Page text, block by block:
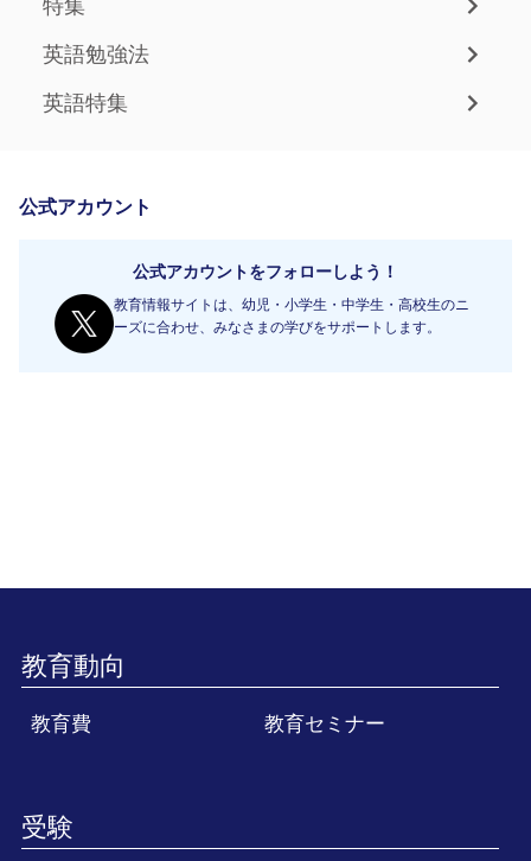
特集
英語勉強法
英語特集
公式アカウント
公式アカウントをフォローしよう！
教育情報サイトは、幼児・小学生・中学生・高校生のニ
ーズに合わせ、みなさまの学びをサポートします。
教育動向
教育費 教育セミナー
受験